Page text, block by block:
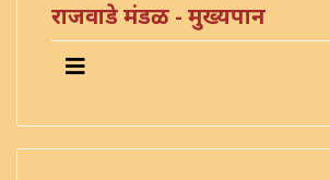
राजवाडे मंडळ - मुख्यपान